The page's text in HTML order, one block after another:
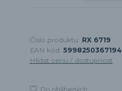
Číslo produktu: RX 6719
EAN kód: 5998250367194
Hlídat cenu / dostupnost
Do oblíbených